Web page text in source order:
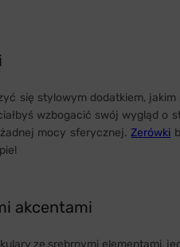
się stylowym dodatkiem,
wzbogacić swój wygląd o
mocy sferycznej.Zerówki
akcentami
ze srebrnymi elementami,